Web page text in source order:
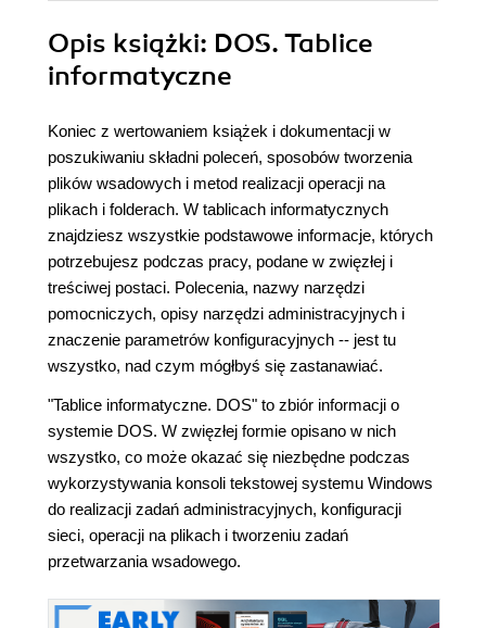
Opis książki: DOS. Tablice
informatyczne
Koniec z wertowaniem książek i dokumentacji w
poszukiwaniu składni poleceń, sposobów tworzenia
plików wsadowych i metod realizacji operacji na
plikach i folderach. W tablicach informatycznych
znajdziesz wszystkie podstawowe informacje, których
potrzebujesz podczas pracy, podane w zwięzłej i
treściwej postaci. Polecenia, nazwy narzędzi
pomocniczych, opisy narzędzi administracyjnych i
znaczenie parametrów konfiguracyjnych -- jest tu
wszystko, nad czym mógłbyś się zastanawiać.
"Tablice informatyczne. DOS" to zbiór informacji o
systemie DOS. W zwięzłej formie opisano w nich
wszystko, co może okazać się niezbędne podczas
wykorzystywania konsoli tekstowej systemu Windows
do realizacji zadań administracyjnych, konfiguracji
sieci, operacji na plikach i tworzeniu zadań
przetwarzania wsadowego.